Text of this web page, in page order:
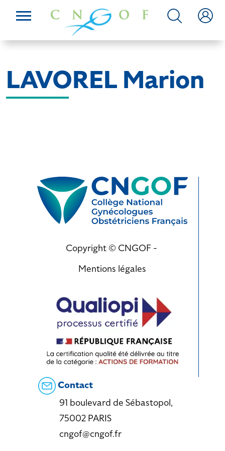
LAVOREL Marion
Copyright © CNGOF -
Mentions légales
Contact
91 boulevard de Sébastopol,
75002 PARIS
cngof@cngof.fr